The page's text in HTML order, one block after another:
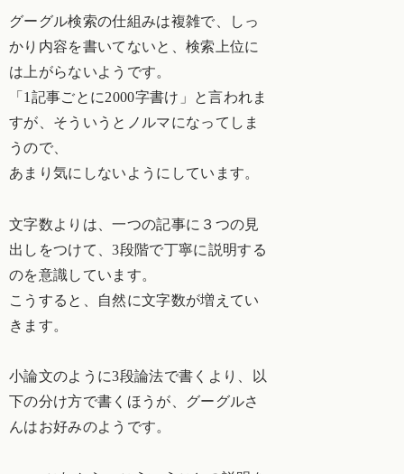
グーグル検索の仕組みは複雑で、しっ
かり内容を書いてないと、検索上位に
は上がらないようです。
「1記事ごとに2000字書け」と言われま
すが、そういうとノルマになってしま
うので、
あまり気にしないようにしています。
文字数よりは、一つの記事に３つの見
出しをつけて、3段階で丁寧に説明する
のを意識しています。
こうすると、自然に文字数が増えてい
きます。
小論文のように3段論法で書くより、以
下の分け方で書くほうが、グーグルさ
んはお好みのようです。